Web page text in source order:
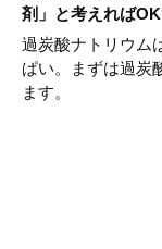
剤」と考えればOK
過炭酸ナトリウム
ぱい。まずは過炭
ます。